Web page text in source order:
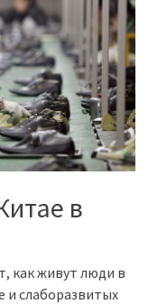
в
как живут люди в
и слаборазвитых